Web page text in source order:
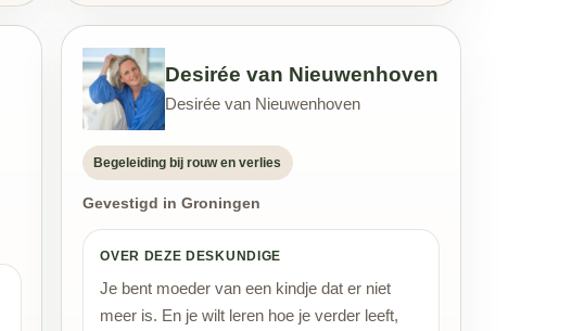
Desirée van Nieuwenhoven
Desirée van Nieuwenhoven
Begeleiding bij rouw en verlies
Gevestigd in Groningen
OVER DEZE DESKUNDIGE
Je bent moeder van een kindje dat er niet
meer is. En je wilt leren hoe je verder leeft,